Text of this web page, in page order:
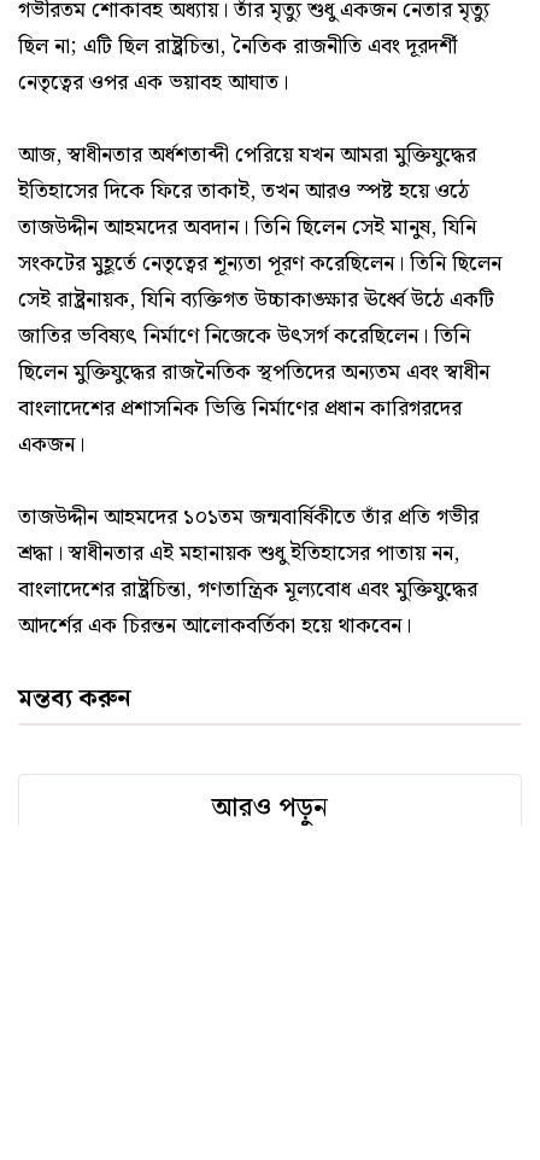
গভীরতম শোকাবহ অধ্যায়। তাঁর মৃত্যু শুধু একজন নেতার মৃত্যু
ছিল না; এটি ছিল রাষ্ট্রচিন্তা, নৈতিক রাজনীতি এবং দূরদর্শী
নেতৃত্বের ওপর এক ভয়াবহ আঘাত।
আজ, স্বাধীনতার অর্ধশতাব্দী পেরিয়ে যখন আমরা মুক্তিযুদ্ধের
ইতিহাসের দিকে ফিরে তাকাই, তখন আরও স্পষ্ট হয়ে ওঠে
তাজউদ্দীন আহমদের অবদান। তিনি ছিলেন সেই মানুষ, যিনি
সংকটের মুহূর্তে নেতৃত্বের শূন্যতা পূরণ করেছিলেন। তিনি ছিলেন
সেই রাষ্ট্রনায়ক, যিনি ব্যক্তিগত উচ্চাকাঙ্ক্ষার ঊর্ধ্বে উঠে একটি
জাতির ভবিষ্যৎ নির্মাণে নিজেকে উৎসর্গ করেছিলেন। তিনি
ছিলেন মুক্তিযুদ্ধের রাজনৈতিক স্থপতিদের অন্যতম এবং স্বাধীন
বাংলাদেশের প্রশাসনিক ভিত্তি নির্মাণের প্রধান কারিগরদের
একজন।
তাজউদ্দীন আহমদের ১০১তম জন্মবার্ষিকীতে তাঁর প্রতি গভীর
শ্রদ্ধা। স্বাধীনতার এই মহানায়ক শুধু ইতিহাসের পাতায় নন,
বাংলাদেশের রাষ্ট্রচিন্তা, গণতান্ত্রিক মূল্যবোধ এবং মুক্তিযুদ্ধের
আদর্শের এক চিরন্তন আলোকবর্তিকা হয়ে থাকবেন।
মন্তব্য করুন
আরও পড়ুন